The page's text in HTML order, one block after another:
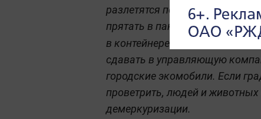
разлетятся по комнате. Даже
прятать в пакет с обычным
в контейнере или мусоровозе.
сдавать в управляющую
городские экомобили. Если
проветрить, людей и
демеркуризации.